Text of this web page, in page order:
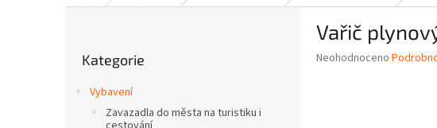
kategorie
Kategorie
Vybavení
Zavazadla do města na turistiku i
Vařič
Průměrné
Neohodnoceno